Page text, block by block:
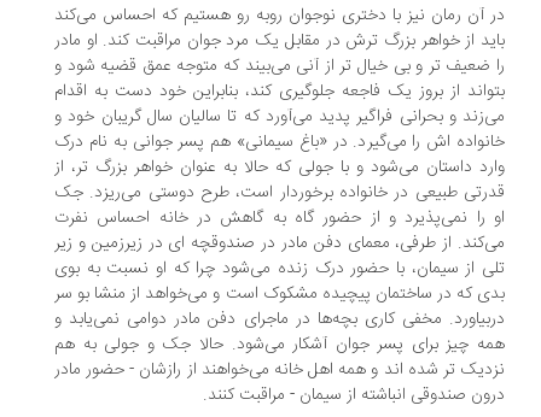
آن رمان نیز با دختری نوجوان روبه رو هستیم که احساس می‌کند
از خواهر بزرگ ترش در مقابل یک مرد جوان مراقبت کند. او مادر
ضعیف تر و بی خیال تر از آنی می‌بیند که متوجه عمق قضیه شود و
از بروز یک فاجعه جلوگیری کند، بنابراین خود دست به اقدام
و بحرانی فراگیر پدید می‌آورد که تا سالیان سال گریبان خود و
اش را می‌گیرد. در «باغ سیمانی» هم پسر جوانی به نام درک
داستان می‌شود و با جولی که حالا به عنوان خواهر بزرگ تر، از
طبیعی در خانواده برخوردار است، طرح دوستی می‌ریزد. جک
را نمی‌پذیرد و از حضور گاه به گاهش در خانه احساس نفرت
از طرفی، معمای دفن مادر در صندوقچه ای در زیرزمین و زیر
از سیمان، با حضور درک زنده می‌شود چرا که او نسبت به بوی
که در ساختمان پیچیده مشکوک است و می‌خواهد از منشا بو سر
مخفی کاری بچه‌ها در ماجرای دفن مادر دوامی نمی‌یابد و
چیز برای پسر جوان آشکار می‌شود. حالا جک و جولی به هم
تر شده اند و همه اهل خانه می‌خواهند از رازشان - حضور مادر
صندوقی انباشته از سیمان - مراقبت کنند.